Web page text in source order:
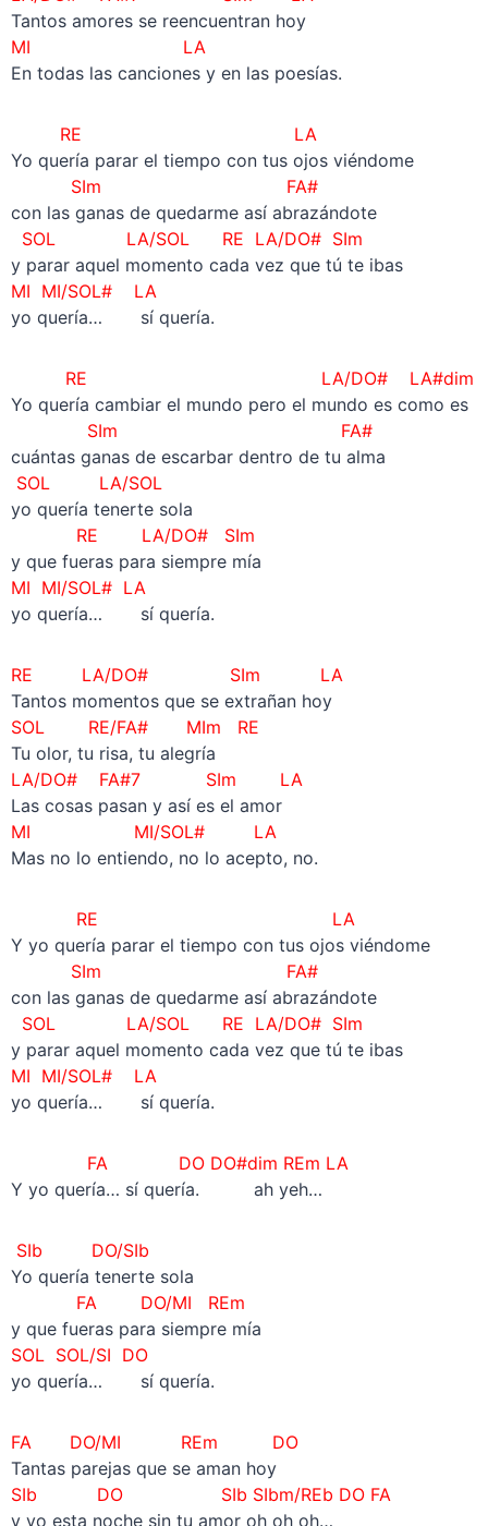
Tantos amores se reencuentran hoy
MI LA
En todas las canciones y en las poesías.
RE LA
Yo quería parar el tiempo con tus ojos viéndome
SIm
FA#
con las ganas de quedarme así abrazándote
SOL LA/SOL RE LA/DO# SIm
y parar aquel momento cada vez que tú te ibas
MI MI/SOL# LA
yo quería… sí quería.
RE LA/DO# LA#dim
Yo quería cambiar el mundo pero el mundo es como es
SIm
FA#
cuántas ganas de escarbar dentro de tu alma
SOL LA/SOL
yo quería tenerte sola
RE LA/DO# SIm
y que fueras para siempre mía
MI MI/SOL# LA
yo quería… sí quería.
RE LA/DO# SIm LA
Tantos momentos que se extrañan hoy
SOL RE/FA# MIm RE
Tu olor, tu risa, tu alegría
LA/DO#
FA#7 SIm
LA
Las cosas pasan y así es el amor
MI MI/SOL# LA
Mas no lo entiendo, no lo acepto, no.
RE LA
Y yo quería parar el tiempo con tus ojos viéndome
SIm
FA#
con las ganas de quedarme así abrazándote
SOL LA/SOL RE LA/DO# SIm
y parar aquel momento cada vez que tú te ibas
MI MI/SOL# LA
yo quería… sí quería.
FA DO DO#dim REm LA
Y yo quería… sí quería. ah yeh…
SIb DO/SIb
Yo quería tenerte sola
FA DO/MI REm
y que fueras para siempre mía
SOL SOL/SI DO
yo quería… sí quería.
FA DO/MI REm DO
Tantas parejas que se aman hoy
SIb DO SIb SIbm/REb DO FA
y yo esta noche sin tu amor oh oh oh…